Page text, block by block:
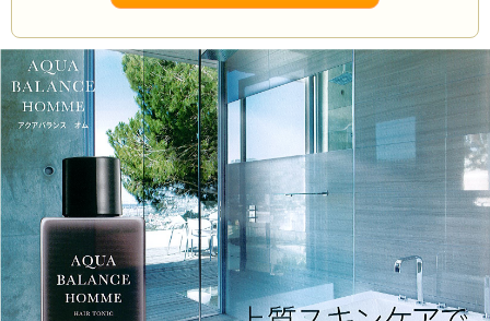
【シリーズ】アクアバランス オム(AQUA BALANCE HOMME)
【単価】2550円
【容量】1Ｌ
◇特長
クリーンな素肌へ
濃密な泡が、やさしく肌を包みながら皮脂・汗をしっかりオフ。シェービングに
も使用できます。
※ポーラ商品は転売禁止となっております。
無料提供品が付属する商品について
詰替容器・アプリケータ・コックなど無料提供品をご希望される方は提供品の個
数を選択後、買い物カゴに入れてください。また、それ以上の個数をご希望をさ
れる方はホテル名（施設名）を明記して頂き、お問い合わせ下さい。メーカーに
確認後、場合によってはお出しできない事もありますのでご了承下さい。